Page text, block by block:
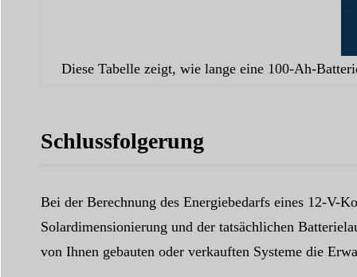
Diese Tabelle zeigt, wie lange eine 100-Ah-
Schlussfolgerung
Bei der Berechnung des Energiebedarfs eines 12-V-
Solardimensionierung und der tatsächlichen
von Ihnen gebauten oder verkauften Systeme die